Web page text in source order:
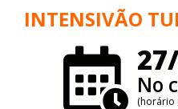
INTENSIVÃO
No
(horário